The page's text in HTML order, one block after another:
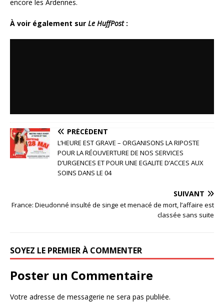
encore les Ardennes.
À voir également sur Le HuffPost:
PRÉCÉDENT
L’HEURE EST GRAVE – ORGANISONS LA RIPOSTE
POUR LA RÉOUVERTURE DE NOS SERVICES
D’URGENCES ET POUR UNE EGALITE D’ACCES AUX
SOINS DANS LE 04
SUIVANT
France: Dieudonné insulté de singe et menacé de mort, l’affaire est
classée sans suite
SOYEZ LE PREMIER À COMMENTER
Poster un Commentaire
Votre adresse de messagerie ne sera pas publiée.